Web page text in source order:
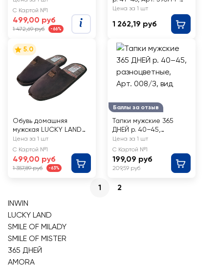
SCH21-P1931
С Картой №1
499,00 руб
1 472,69 руб -66%
CH-O
Цена за 1 шт
1 262,19 руб
5.0
Обувь домашняя
мужская LUCKY LAND
пантолеты р. 41–46,
Арт. 4374M-CH-C
Цена за 1 шт
С Картой №1
499,00 руб
1 357,89 руб -63%
Баллы за отзыв
Тапки мужские 365
ДНЕЙ р. 40–45,
разноцветные, Арт.
008/З
Цена за 1 шт
С Картой №1
199,09 руб
209,59 руб
1
2
INWIN
LUCKY LAND
SMILE OF MILADY
SMILE OF MISTER
365 ДНЕЙ
AMORA